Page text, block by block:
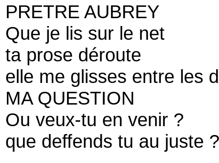
PRETRE AUBREY
Que je lis sur le net
ta prose déroute
elle me glisses entre les
MA QUESTION
Ou veux-tu en venir ?
que deffends tu au juste ?